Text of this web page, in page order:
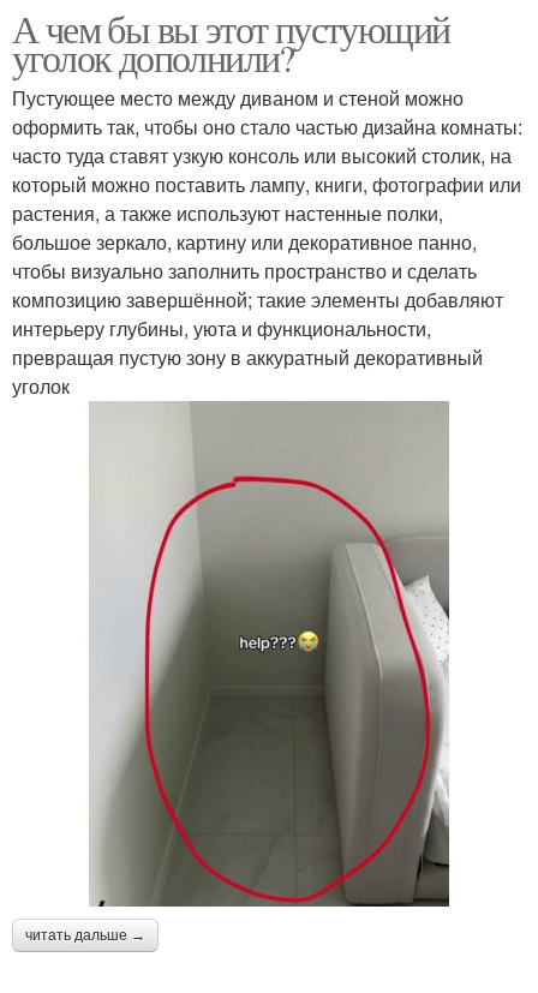
А чем бы вы этот пустующий
уголок дополнили?
Пустующее место между диваном и стеной можно
оформить так, чтобы оно стало частью дизайна комнаты:
часто туда ставят узкую консоль или высокий столик, на
который можно поставить лампу, книги, фотографии или
растения, а также используют настенные полки,
большое зеркало, картину или декоративное панно,
чтобы визуально заполнить пространство и сделать
композицию завершённой; такие элементы добавляют
интерьеру глубины, уюта и функциональности,
превращая пустую зону в аккуратный декоративный
уголок
читать дальше →